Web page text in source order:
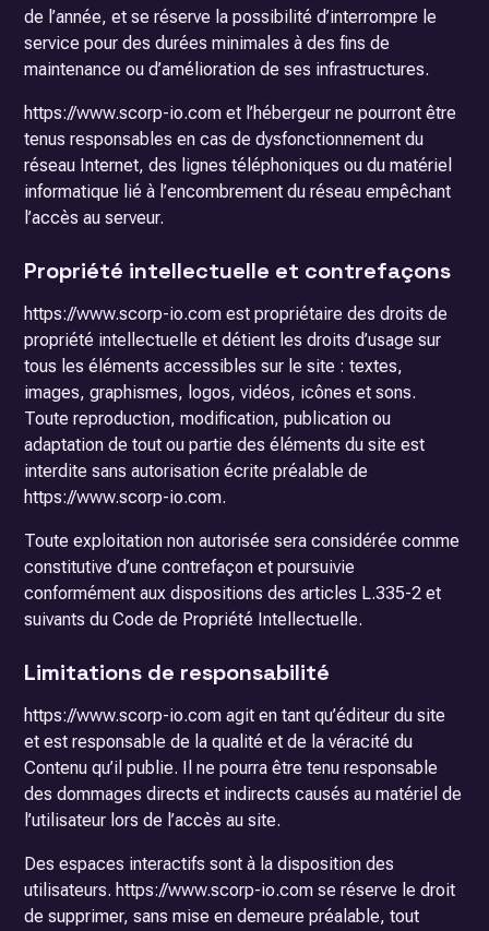
de l’année, et se réserve la possibilité d’interrompre le
service pour des durées minimales à des fins de
maintenance ou d’amélioration de ses infrastructures.
https://www.scorp-io.com et l’hébergeur ne pourront être
tenus responsables en cas de dysfonctionnement du
réseau Internet, des lignes téléphoniques ou du matériel
informatique lié à l’encombrement du réseau empêchant
l’accès au serveur.
Propriété intellectuelle et contrefaçons
https://www.scorp-io.com est propriétaire des droits de
propriété intellectuelle et détient les droits d’usage sur
tous les éléments accessibles sur le site : textes,
images, graphismes, logos, vidéos, icônes et sons.
Toute reproduction, modification, publication ou
adaptation de tout ou partie des éléments du site est
interdite sans autorisation écrite préalable de
https://www.scorp-io.com.
Toute exploitation non autorisée sera considérée comme
constitutive d’une contrefaçon et poursuivie
conformément aux dispositions des articles L.335-2 et
suivants du Code de Propriété Intellectuelle.
Limitations de responsabilité
https://www.scorp-io.com agit en tant qu’éditeur du site
et est responsable de la qualité et de la véracité du
Contenu qu’il publie. Il ne pourra être tenu responsable
des dommages directs et indirects causés au matériel de
l’utilisateur lors de l’accès au site.
Des espaces interactifs sont à la disposition des
utilisateurs. https://www.scorp-io.com se réserve le droit
de supprimer, sans mise en demeure préalable, tout